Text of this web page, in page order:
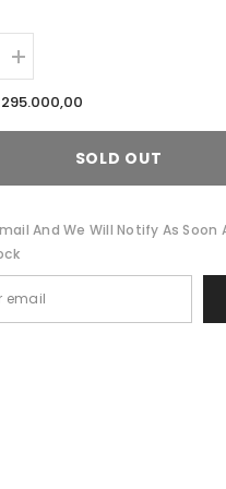
Increase
quantity
for
Cardinal
Kemeja
295.000,00
SOLD OUT
And We Will Notify As